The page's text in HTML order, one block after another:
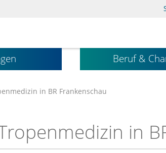
Beruf &
in BR Frankenschau
in